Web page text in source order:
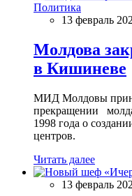
Политика
13 февраль
Молдова
в Кишиневе
МИД Молдовы
прекращении
1998 года о
центров.
Читать далее
13 февраль